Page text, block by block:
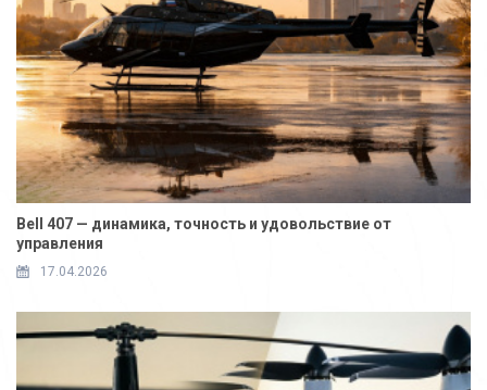
Bell 407 — динамика, точность и удовольствие от
управления
17.04.2026